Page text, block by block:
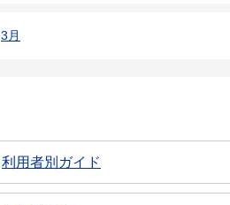
3月
利用者別ガイド